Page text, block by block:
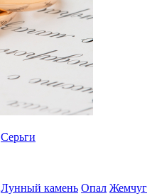
Серьги
Лунный камень Опал Жемчуг